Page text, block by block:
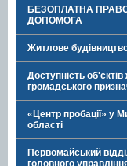
БЕЗОПЛАТНА
ДОПОМОГА
Житлове
Доступність
громадського
«Центр пробації» у
області
Первомайський
головного